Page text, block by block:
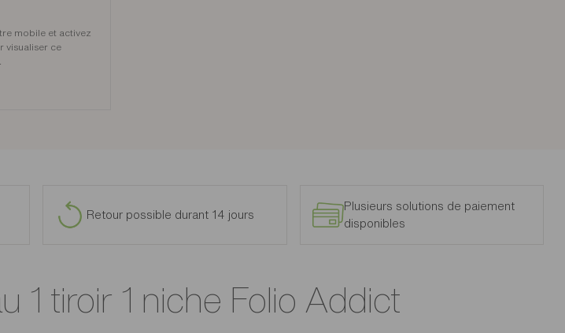
mobile et activez
visualiser ce
Retour possible durant 14 jours
Plusieurs solutions de paiement
disponibles
1 tiroir 1 niche Folio Addict